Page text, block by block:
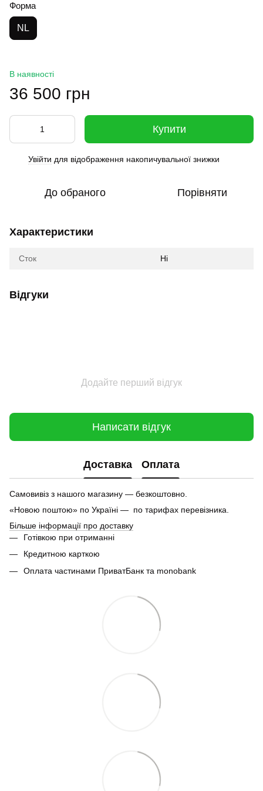
Форма
NL
В наявності
36 500 грн
Купити
Увійти для відображення накопичувальної знижки
До обраного Порівняти
Характеристики
Сток Ні
Відгуки
Додайте перший відгук
Написати відгук
Доставка Оплата
Самовивіз з нашого магазину — безкоштовно.
«Новою поштою» по Україні — по тарифах перевізника.
Більше інформації про доставку
Готівкою при отриманні
Кредитною карткою
Оплата частинами ПриватБанк та monobank